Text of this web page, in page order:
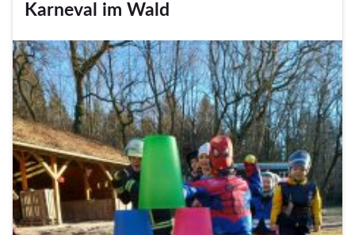
Karneval im Wald